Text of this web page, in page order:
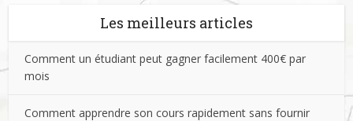
Les meilleurs articles
Comment un étudiant peut gagner facilement 400€ par
mois
Comment apprendre son cours rapidement sans fournir